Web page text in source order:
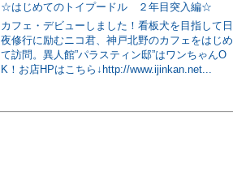
☆はじめてのトイプードル ２年目突入編☆
カフェ・デビューしました！看板犬を目指して日
夜修行に励むニコ君、神戸北野のカフェをはじめ
て訪問。異人館”パラスティン邸”はワンちゃんO
K！お店HPはこちら↓http://www.ijinkan.net...